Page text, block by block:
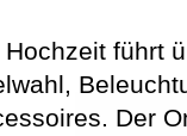
führt
Der